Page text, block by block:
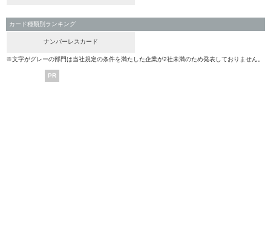
カード種類別ランキング
ナンバーレスカード
※文字がグレーの部門は当社規定の条件を満たした企業が2社未満のため発表しておりません。
PR